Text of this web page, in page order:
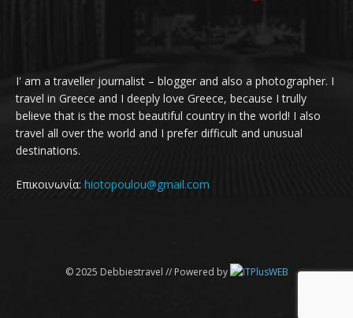
I' am a traveller journalist – blogger and also a photographer. I
travel in Greece and I deeply love Greece, because I trully
believe that is the most beautiful country in the world! I also
travel all over the world and I prefer difficult and unusual
destinations.
Επικοινωνία: hiotopoulou@gmail.com
© 2025 Debbiestravel // Powered by